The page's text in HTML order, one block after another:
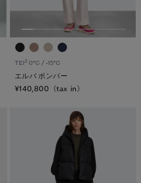
TEI2 0°C / -15°C
エルバ ボンバー
¥140,800（tax in）